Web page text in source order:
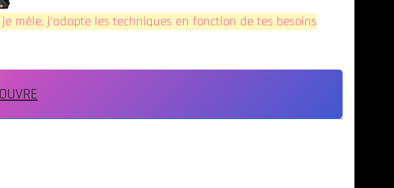
mêle, j’adapte les techniques en fonction de tes besoins